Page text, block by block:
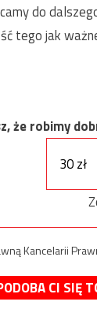
do
tego jak
że robimy
30 zł
Kancelarii
CI SIĘ